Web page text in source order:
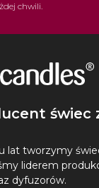
chwili.
świec
lat tworzymy
liderem
dyfuzorów.